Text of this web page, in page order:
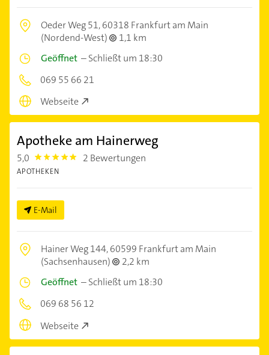
Oeder Weg 51,60318 Frankfurt am Main
(Nordend-West)
1,1 km
Geöffnet –Schließt um 18:30
069 55 66 21
Webseite
Apotheke am Hainerweg
5,0 5.0 2 Bewertungen
APOTHEKEN
E-Mail
Hainer Weg 144,60599 Frankfurt am Main
(Sachsenhausen)
2,2 km
Geöffnet –Schließt um 18:30
069 68 56 12
Webseite